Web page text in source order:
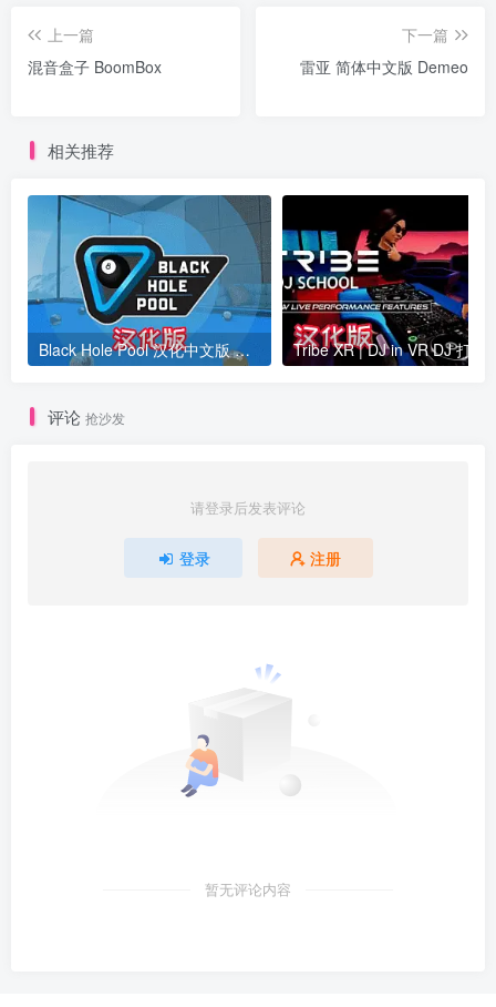
上一篇
混音盒子 BoomBox
下一篇
雷亚 简体中文版 Demeo
相关推荐
Black Hole Pool 汉化中文版 台球池
评论 抢沙发
请登录后发表评论
登录 注册
暂无评论内容